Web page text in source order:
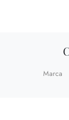
Marca